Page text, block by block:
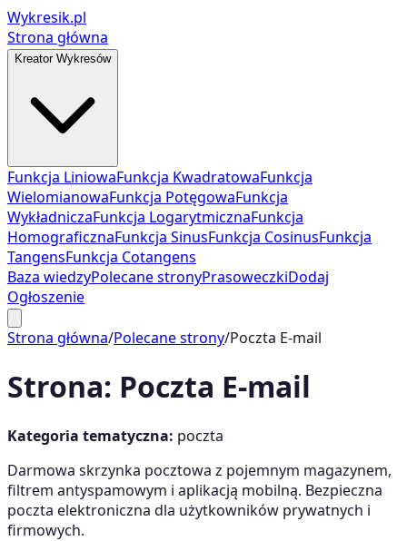
Wykresik.pl
Strona główna
Kreator Wykresów
Funkcja LiniowaFunkcja KwadratowaFunkcja
WielomianowaFunkcja PotęgowaFunkcja
WykładniczaFunkcja LogarytmicznaFunkcja
HomograficznaFunkcja SinusFunkcja CosinusFunkcja
TangensFunkcja Cotangens
Baza wiedzyPolecane stronyPrasoweczkiDodaj
Ogłoszenie
Strona główna/Polecane strony/Poczta E-mail
Strona: Poczta E-mail
Kategoria tematyczna: poczta
Darmowa skrzynka pocztowa z pojemnym magazynem,
filtrem antyspamowym i aplikacją mobilną. Bezpieczna
poczta elektroniczna dla użytkowników prywatnych i
firmowych.